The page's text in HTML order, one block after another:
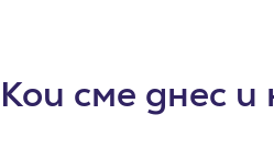
Кои сме днес и